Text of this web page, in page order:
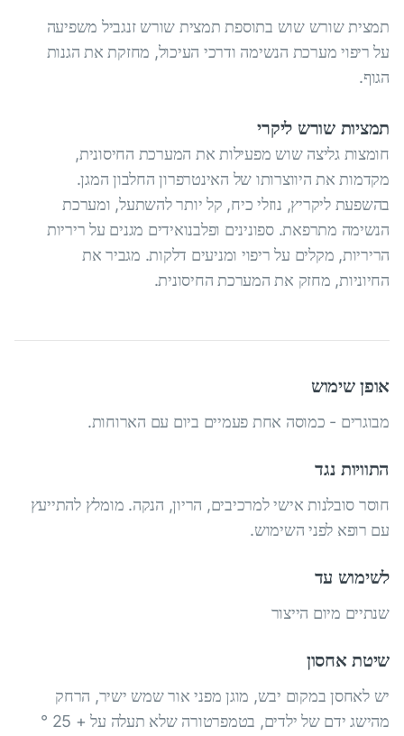
תמצית שורש שוש בתוספת תמצית שורש זנגביל משפיעה
על ריפוי מערכת הנשימה ודרכי העיכול, מחזקת את הגנות
הגוף.
תמציות שורש ליקרי
חומצות גליצה שוש מפעילות את המערכת החיסונית,
מקדמות את היווצרותו של האינטרפרון החלבון המגן.
בהשפעת ליקריץ, נוזלי כיח, קל יותר להשתעל, ומערכת
הנשימה מתרפאת. ספונינים ופלבנואידים מגנים על ריריות
הריריות, מקלים על ריפוי ומניעים דלקות. מגביר את
החיוניות, מחזק את המערכת החיסונית.
אופן שימוש
מבוגרים - כמוסה אחת פעמיים ביום עם הארוחות.
התוויות נגד
חוסר סובלנות אישי למרכיבים, הריון, הנקה. מומלץ להתייעץ
עם רופא לפני השימוש.
לשימוש עד
שנתיים מיום הייצור
שיטת אחסון
יש לאחסן במקום יבש, מוגן מפני אור שמש ישיר, הרחק
מהישג ידם של ילדים, בטמפרטורה שלא תעלה על + 25 °